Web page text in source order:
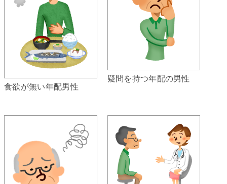
食欲が無い年配男性
疑問を持つ年配の男性